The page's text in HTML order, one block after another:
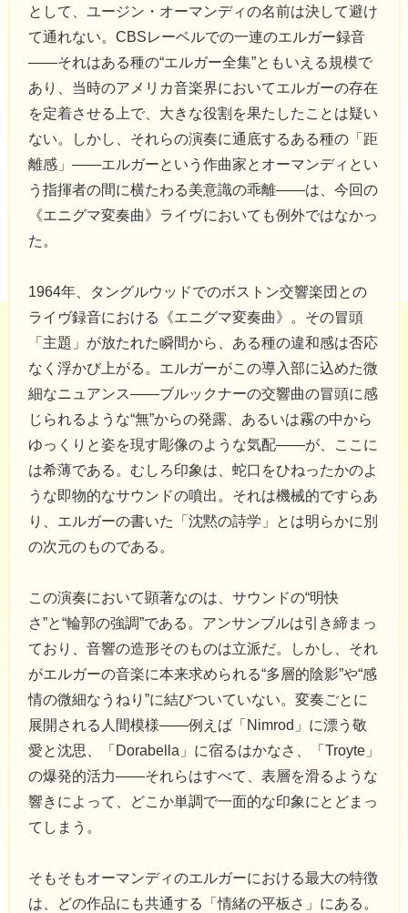
として、ユージン・オーマンディの名前は決して避け
て通れない。CBSレーベルでの一連のエルガー録音
――それはある種の“エルガー全集”ともいえる規模で
あり、当時のアメリカ音楽界においてエルガーの存在
を定着させる上で、大きな役割を果たしたことは疑い
ない。しかし、それらの演奏に通底するある種の「距
離感」――エルガーという作曲家とオーマンディとい
う指揮者の間に横たわる美意識の乖離――は、今回の
《エニグマ変奏曲》ライヴにおいても例外ではなかっ
た。
1964年、タングルウッドでのボストン交響楽団との
ライヴ録音における《エニグマ変奏曲》。その冒頭
「主題」が放たれた瞬間から、ある種の違和感は否応
なく浮かび上がる。エルガーがこの導入部に込めた微
細なニュアンス――ブルックナーの交響曲の冒頭に感
じられるような“無”からの発露、あるいは霧の中から
ゆっくりと姿を現す彫像のような気配――が、ここに
は希薄である。むしろ印象は、蛇口をひねったかのよ
うな即物的なサウンドの噴出。それは機械的ですらあ
り、エルガーの書いた「沈黙の詩学」とは明らかに別
の次元のものである。
この演奏において顕著なのは、サウンドの“明快
さ”と“輪郭の強調”である。アンサンブルは引き締まっ
ており、音響の造形そのものは立派だ。しかし、それ
がエルガーの音楽に本来求められる“多層的陰影”や“感
情の微細なうねり”に結びついていない。変奏ごとに
展開される人間模様――例えば「Nimrod」に漂う敬
愛と沈思、「Dorabella」に宿るはかなさ、「Troyte」
の爆発的活力――それらはすべて、表層を滑るような
響きによって、どこか単調で一面的な印象にとどまっ
てしまう。
そもそもオーマンディのエルガーにおける最大の特徴
は、どの作品にも共通する「情緒の平板さ」にある。